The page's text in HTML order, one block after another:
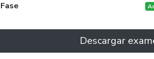
Fase
Descargar